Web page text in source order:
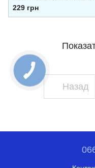
звеньев с замком
229 грн
Назад